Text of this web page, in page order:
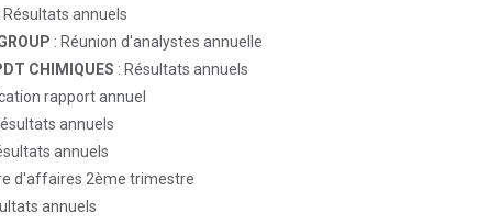
Résultats annuels
: Réunion d'analystes annuelle
CHIMIQUES : Résultats annuels
rapport annuel
annuels
annuels
d'affaires 2ème trimestre
annuels